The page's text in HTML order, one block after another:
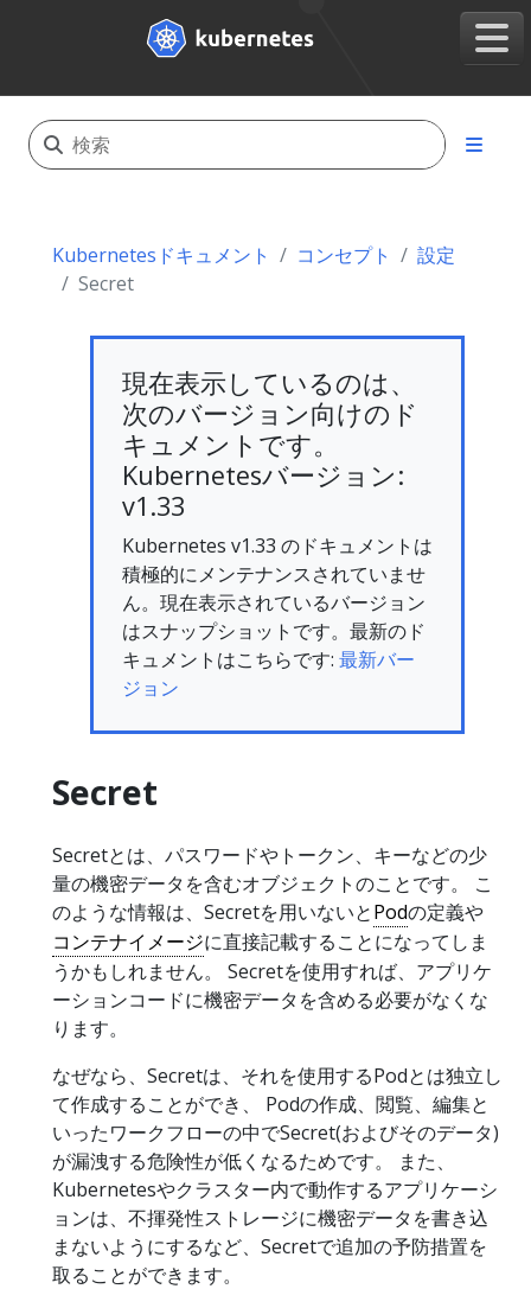
Kubernetesドキュメント コンセプト
設定
Secret
現在表示しているのは、
次のバージョン向けのド
キュメントです。
Kubernetesバージョン:
v1.33
Kubernetes v1.33 のドキュメントは
積極的にメンテナンスされていませ
ん。現在表示されているバージョン
はスナップショットです。最新のド
キュメントはこちらです: 最新バー
ジョン
Secret
Secretとは、パスワードやトークン、キーなどの少
量の機密データを含むオブジェクトのことです。 こ
のような情報は、Secretを用いないとPodの定義や
コンテナイメージに直接記載することになってしま
うかもしれません。 Secretを使用すれば、アプリケ
ーションコードに機密データを含める必要がなくな
ります。
なぜなら、Secretは、それを使用するPodとは独立し
て作成することができ、 Podの作成、閲覧、編集と
いったワークフローの中でSecret(およびそのデータ)
が漏洩する危険性が低くなるためです。 また、
Kubernetesやクラスター内で動作するアプリケーシ
ョンは、不揮発性ストレージに機密データを書き込
まないようにするなど、Secretで追加の予防措置を
取ることができます。